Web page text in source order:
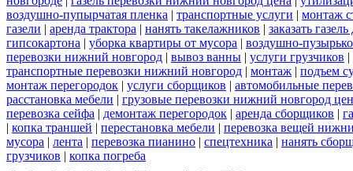
воздушно-пупырчатая пленка | транспортные услуги | монтаж
газели | аренда трактора | нанять такелажников | заказать
гипсокартона | уборка квартиры от мусора | воздушно-
перевозки нижний новгород | вывоз ванны | услуги грузчиков |
транспортные перевозки нижний новгород | монтаж | подъем
монтаж перегородок | услуги сборщиков | автомобильные
расстановка мебели | грузовые перевозки нижний новгород
перевозка сейфа | демонтаж перегородок | аренда сборщиков |
| копка траншей | перестановка мебели | перевозка вещей
мусора | лента | перевозка пианино | спецтехника | нанять
грузчиков | копка погреба